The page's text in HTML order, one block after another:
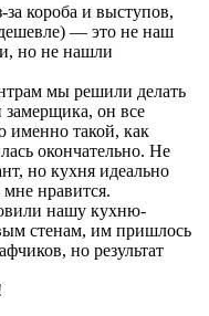
короба и выступов,
— это не наш
но не нашли
мы решили делать
он все
именно такой, как
окончательно. Не
но кухня идеально
нравится.
нашу кухню-
стенам, им пришлось
но результат